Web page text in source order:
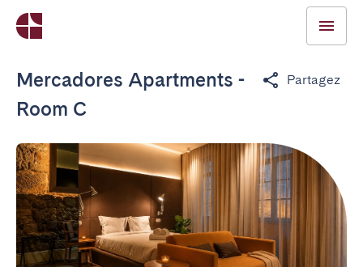
Mercadores Apartments -
Room C
Partagez